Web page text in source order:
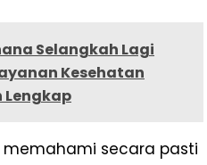
Selangkah Lagi
Kesehatan
Lengkap
secara pasti